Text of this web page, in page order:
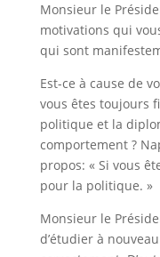
Monsieur le
motivations qui
qui sont
Est-ce à cause de
vous êtes toujours
politique et la
comportement ?
propos: « Si vous
pour la politique. »
Monsieur le
d’étudier à